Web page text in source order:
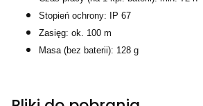
Stopień ochrony: IP 67
Zasięg: ok. 100 m
Masa (bez baterii): 128 g